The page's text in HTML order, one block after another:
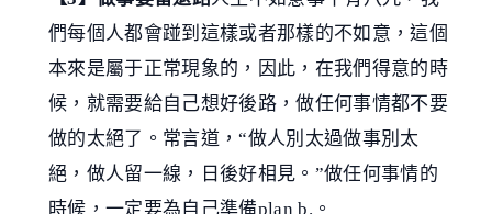
們每個人都會踫到這樣或者那樣的不如意，這個
本來是屬于正常現象的，因此，在我們得意的時
候，就需要給自己想好後路，做任何事情都不要
做的太絕了。常言道，“做人別太過做事別太
絕，做人留一線，日後好相見。”做任何事情的
時候，一定要為自己準備plan b.。